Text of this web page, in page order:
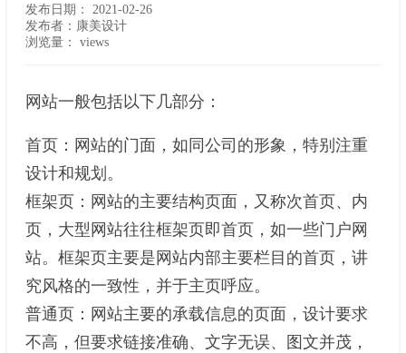
发布日期： 2021-02-26
发布者：康美设计
浏览量： views
网站一般包括以下几部分：
首页：网站的门面，如同公司的形象，特别注重
设计和规划。
框架页：网站的主要结构页面，又称次首页、内
页，大型网站往往框架页即首页，如一些门户网
站。框架页主要是网站内部主要栏目的首页，讲
究风格的一致性，并于主页呼应。
普通页：网站主要的承载信息的页面，设计要求
不高，但要求链接准确、文字无误、图文并茂，